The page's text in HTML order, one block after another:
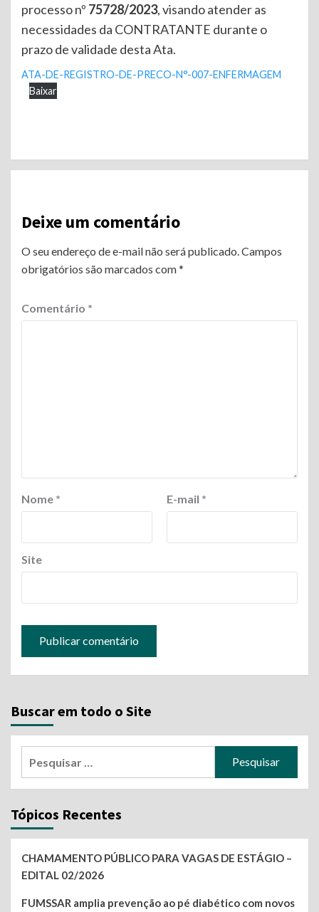
processo nº 75728/2023, visando atender as
necessidades da CONTRATANTE durante o
prazo de validade desta Ata.
ATA-DE-REGISTRO-DE-PRECO-N°-007-ENFERMAGEM
Baixar
Continue
Reading
Deixe um comentário
O seu endereço de e-mail não será publicado. Campos
obrigatórios são marcados com*
Comentário *
Nome * E-mail *
Site
Buscar em todo o Site
Tópicos Recentes
CHAMAMENTO PÚBLICO PARA VAGAS DE ESTÁGIO –
EDITAL 02/2026
FUMSSAR amplia prevenção ao pé diabético com novos